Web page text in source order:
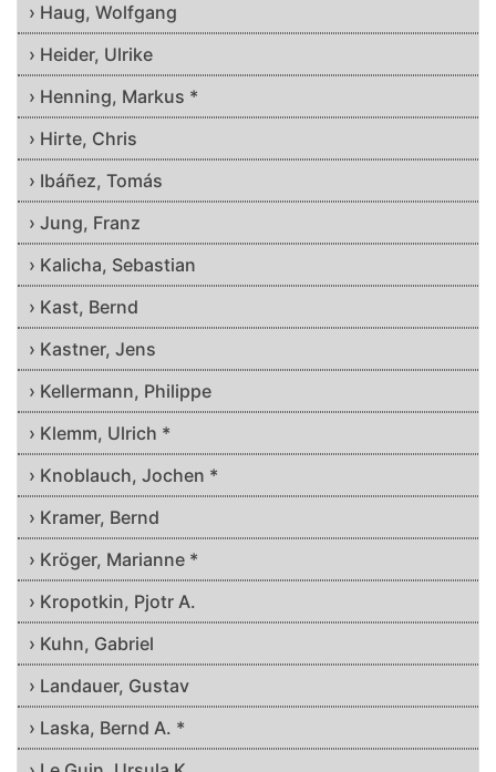
› Haug, Wolfgang
› Heider, Ulrike
› Henning, Markus *
› Hirte, Chris
› Ibáñez, Tomás
› Jung, Franz
› Kalicha, Sebastian
› Kast, Bernd
› Kastner, Jens
› Kellermann, Philippe
› Klemm, Ulrich *
› Knoblauch, Jochen *
› Kramer, Bernd
› Kröger, Marianne *
› Kropotkin, Pjotr A.
› Kuhn, Gabriel
› Landauer, Gustav
› Laska, Bernd A. *